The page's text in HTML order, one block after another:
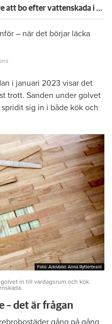
600 kronor dyrare att bo efter vattenskada i Varberg
– när det börjar läcka
i januari 2023 visar det
trott. Sanden under golvet
sig in i både kök och
Foto: Arkivbild: Anna Rytterbrant
Foto: Arkivbild: Anna Rytterbrant
in till vardagsrum och kök.
– det är frågan